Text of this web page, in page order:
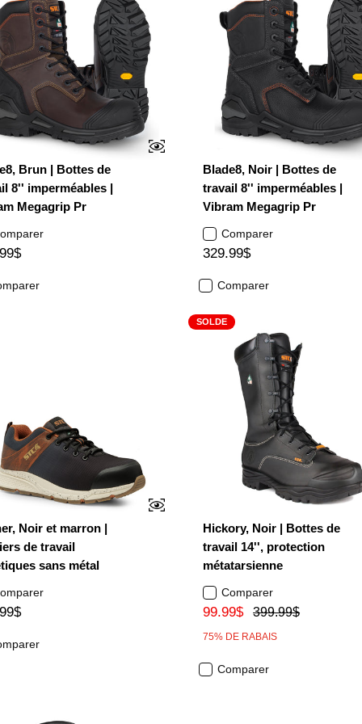
Brun | Bottes de
8'' imperméables |
Megagrip Pr
Blade8, Noir | Bottes de
travail 8'' imperméables |
Vibram Megagrip Pr
Comparer
329.99$
Comparer
Noir et marron |
de travail
sans métal
SOLDE
Hickory, Noir | Bottes de
travail 14'', protection
métatarsienne
Comparer
99.99$ 399.99$
75% DE RABAIS
Comparer